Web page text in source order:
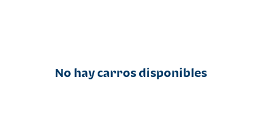
No hay carros disponibles